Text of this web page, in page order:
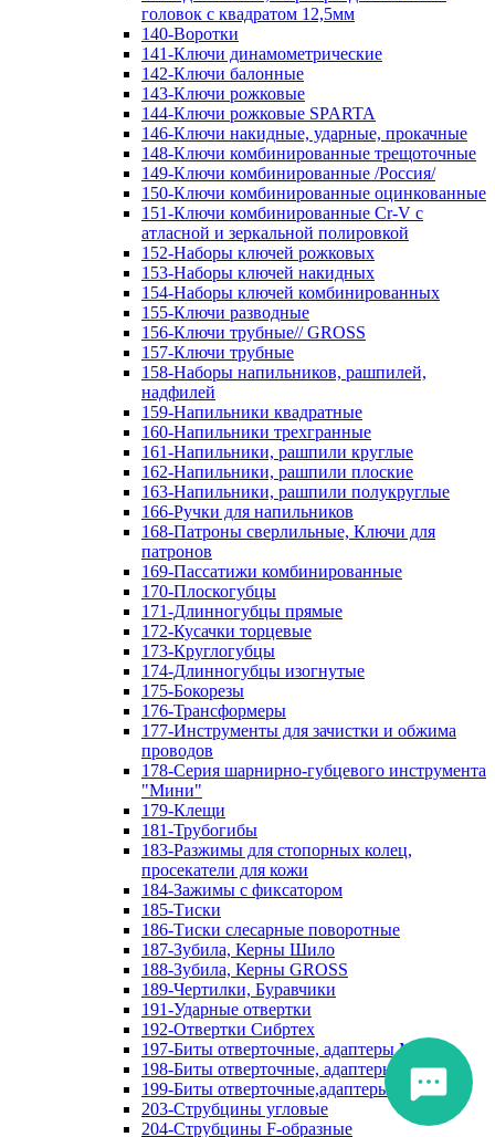
головок с квадратом 12,5мм
140-Воротки
141-Ключи динамометрические
142-Ключи балонные
143-Ключи рожковые
144-Ключи рожковые SPARTA
146-Ключи накидные, ударные, прокачные
148-Ключи комбинированные трещоточные
149-Ключи комбинированные /Россия/
150-Ключи комбинированные оцинкованные
151-Ключи комбинированные Cr-V с
атласной и зеркальной полировкой
152-Наборы ключей рожковых
153-Наборы ключей накидных
154-Наборы ключей комбинированных
155-Ключи разводные
156-Ключи трубные// GROSS
157-Ключи трубные
158-Наборы напильников, рашпилей,
надфилей
159-Напильники квадратные
160-Напильники трехгранные
161-Напильники, рашпили круглые
162-Напильники, рашпили плоские
163-Напильники, рашпили полукруглые
166-Ручки для напильников
168-Патроны сверлильные, Ключи для
патронов
169-Пассатижи комбинированные
170-Плоскогубцы
171-Длинногубцы прямые
172-Кусачки торцевые
173-Круглогубцы
174-Длинногубцы изогнутые
175-Бокорезы
176-Трансформеры
177-Инструменты для зачистки и обжима
проводов
178-Серия шарнирно-губцевого инструмента
"Мини"
179-Клещи
181-Трубогибы
183-Разжимы для стопорных колец,
просекатели для кожи
184-Зажимы с фиксатором
185-Тиски
186-Тиски слесарные поворотные
187-Зубила, Керны Шило
188-Зубила, Керны GROSS
189-Чертилки, Буравчики
191-Ударные отвертки
192-Отвертки Сибртех
197-Биты отверточные, адаптеры Matrix
198-Биты отверточные, адаптеры Прочие
199-Биты отверточные,адаптеры Сибртех
203-Струбцины угловые
204-Струбцины F-образные